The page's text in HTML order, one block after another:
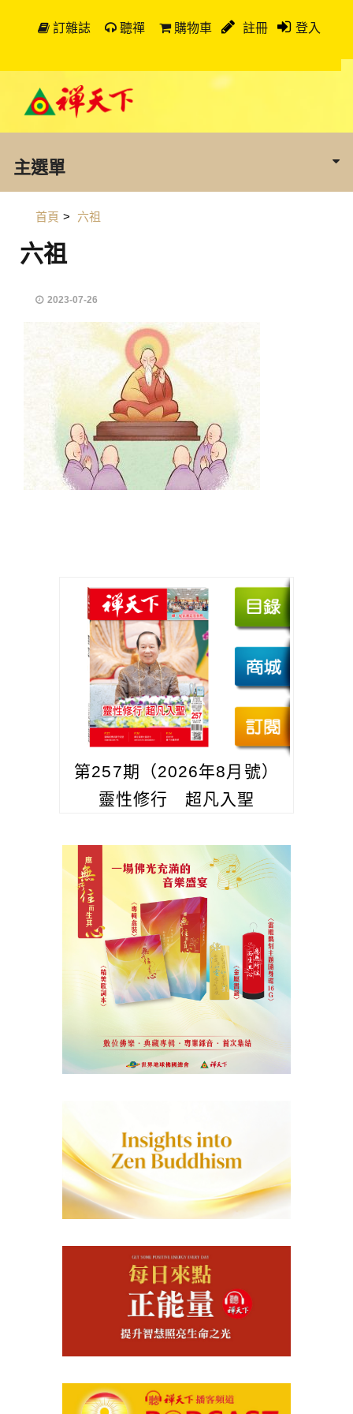
訂雜誌 聽禪 購物車 註冊 登入
主選單
首頁 > 六祖
六祖
2023-07-26
第257期（2026年8月號）
靈性修行 超凡入聖